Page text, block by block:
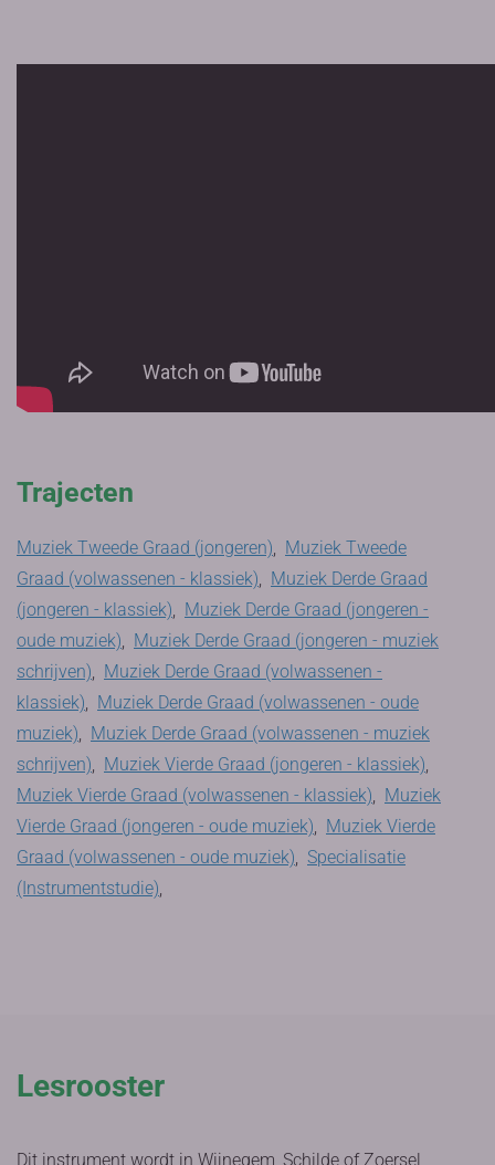
Trajecten
Muziek Tweede Graad (jongeren), Muziek Tweede
Graad (volwassenen - klassiek), Muziek Derde Graad
(jongeren - klassiek), Muziek Derde Graad (jongeren -
oude muziek), Muziek Derde Graad (jongeren - muziek
schrijven), Muziek Derde Graad (volwassenen -
klassiek), Muziek Derde Graad (volwassenen - oude
muziek), Muziek Derde Graad (volwassenen - muziek
schrijven), Muziek Vierde Graad (jongeren - klassiek),
Muziek Vierde Graad (volwassenen - klassiek), Muziek
Vierde Graad (jongeren - oude muziek), Muziek Vierde
Graad (volwassenen - oude muziek), Specialisatie
(Instrumentstudie),
Lesrooster
Dit instrument wordt in Wijnegem, Schilde of Zoersel